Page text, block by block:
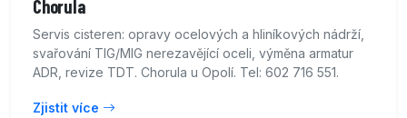
Chorula
Servis cisteren: opravy ocelových a hliníkových nádrží,
svařování TIG/MIG nerezavějící oceli, výměna armatur
ADR, revize TDT. Chorula u Opolí. Tel: 602 716 551.
Zjistit více